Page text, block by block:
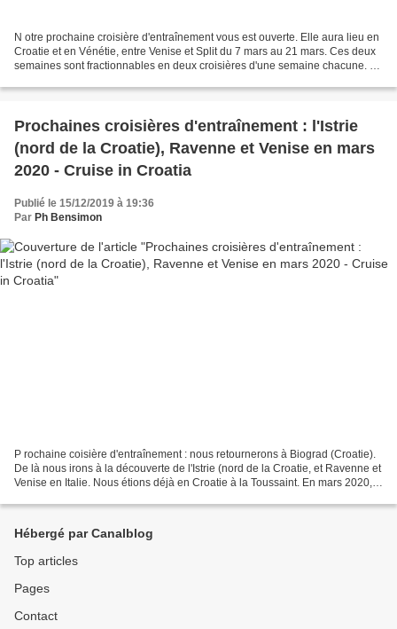
N otre prochaine croisière d'entraînement vous est ouverte. Elle aura lieu en
Croatie et en Vénétie, entre Venise et Split du 7 mars au 21 mars. Ces deux
semaines sont fractionnables en deux croisières d'une semaine chacune. La
Prochaines croisières d'entraînement : l'Istrie
(nord de la Croatie), Ravenne et Venise en mars
2020 - Cruise in Croatia
Publié le 15/12/2019 à 19:36
Par Ph Bensimon
P rochaine coisière d'entraînement : nous retournerons à Biograd (Croatie).
De là nous irons à la découverte de l'Istrie (nord de la Croatie, et Ravenne et
Venise en Italie. Nous étions déjà en Croatie à la Toussaint. En mars 2020,
Hébergé par Canalblog
Top articles
Pages
Contact